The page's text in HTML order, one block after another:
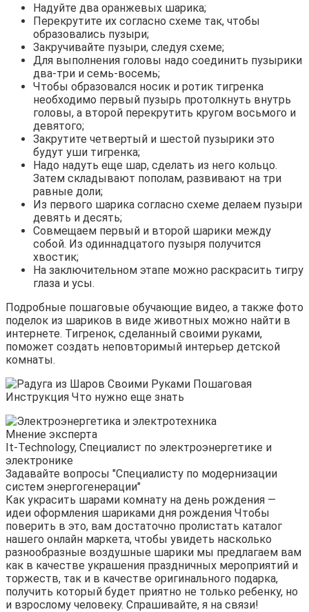
Надуйте два оранжевых шарика;
Перекрутите их согласно схеме так, чтобы
образовались пузыри;
Закручивайте пузыри, следуя схеме;
Для выполнения головы надо соединить пузырики
два-три и семь-восемь;
Чтобы образовался носик и ротик тигренка
необходимо первый пузырь протолкнуть внутрь
головы, а второй перекрутить кругом восьмого и
девятого;
Закрутите четвертый и шестой пузырики это
будут уши тигренка;
Надо надуть еще шар, сделать из него кольцо.
Затем складывают пополам, развивают на три
равные доли;
Из первого шарика согласно схеме делаем пузыри
девять и десять;
Совмещаем первый и второй шарики между
собой. Из одиннадцатого пузыря получится
хвостик;
На заключительном этапе можно раскрасить тигру
глаза и усы.
Подробные пошаговые обучающие видео, а также фото
поделок из шариков в виде животных можно найти в
интернете. Тигренок, сделанный своими руками,
поможет создать неповторимый интерьер детской
комнаты.
Мнение эксперта
It-Technology, Cпециалист по электроэнергетике и
электронике
Задавайте вопросы "Специалисту по модернизации
систем энергогенерации"
Как украсить шарами комнату на день рождения —
идеи оформления шариками дня рождения Чтобы
поверить в это, вам достаточно пролистать каталог
нашего онлайн маркета, чтобы увидеть насколько
разнообразные воздушные шарики мы предлагаем вам
как в качестве украшения праздничных мероприятий и
торжеств, так и в качестве оригинального подарка,
получить который будет приятно не только ребенку, но
и взрослому человеку. Спрашивайте, я на связи!